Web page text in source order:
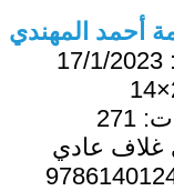
أحمد المهندي
17/1/2023
271
غلاف عادي